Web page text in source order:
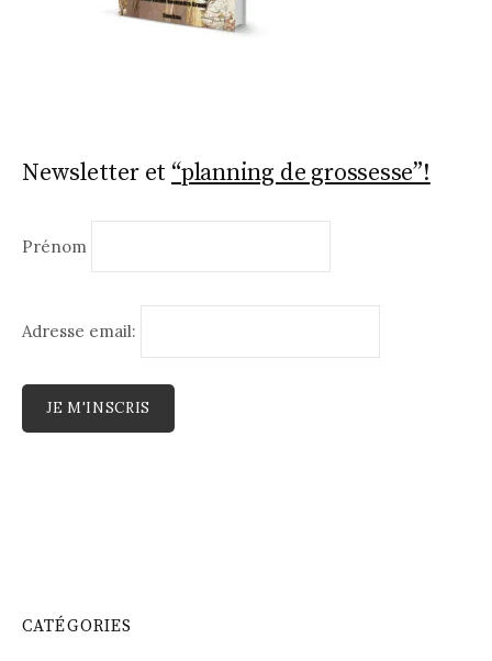
Newsletter et “planning de grossesse”!
Prénom
Adresse email:
CATÉGORIES